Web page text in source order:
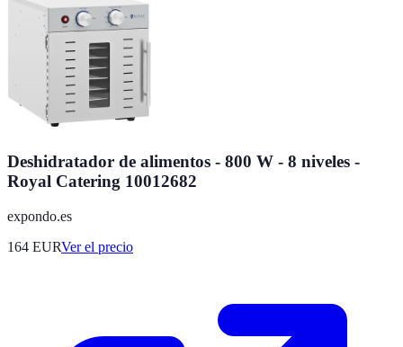
Deshidratador de alimentos - 800 W - 8 niveles -
Royal Catering 10012682
expondo.es
164 EURVer el precio